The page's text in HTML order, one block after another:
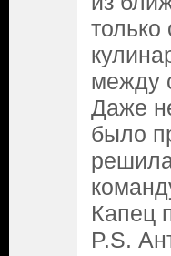
только
между
Даже
было
Капец
P.S.